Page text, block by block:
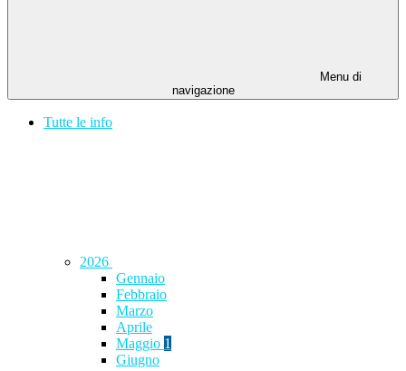
Menu di
navigazione
Tutte le info
2026
Gennaio
Febbraio
Marzo
Aprile
Maggio 1
Giugno